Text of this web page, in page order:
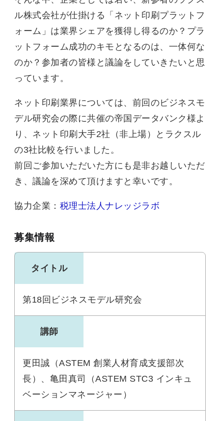
ル株式会社が仕掛ける「ネット印刷プラットフ
ォーム」は業界シェアを獲得し得るのか？プラ
ットフォーム成功のキモとなるのは、一体何な
のか？参加者の皆様と議論をしていきたいと思
っています。
ネット印刷業界については、前回のビジネスモ
デル研究会の際に共催の帝国データバンク様よ
り、ネット印刷大手2社（非上場）とラクスル
の3社比較を行いました。
前回ご参加いただいた方にも是非お越しいただ
き、議論を深めて頂けますと幸いです。
協力企業： 税理士法人ナレッジラボ
募集情報
タイトル
第18回ビジネスモデル研究会
講師
更田誠（ASTEM 創業人材育成支援部次
長）、亀田真司（ASTEM STC3 インキュ
ベーションマネージャー）